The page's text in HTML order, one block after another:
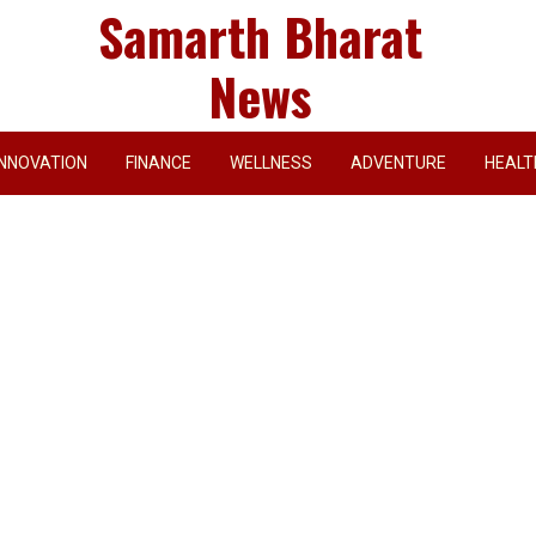
Samarth Bharat
News
INNOVATION FINANCE WELLNESS ADVENTURE